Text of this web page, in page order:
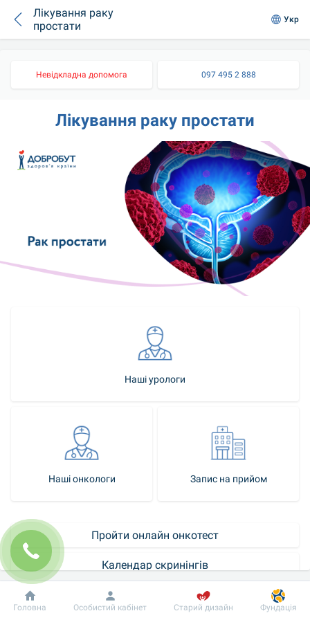
Лікування раку
простати
Укр
Невідкладна допомога 097 495 2 888
Лікування раку простати
Наші урологи
Наші онкологи Запис на прийом
Пройти онлайн онкотест
Календар скринінгів
Як стати нашим пацієнтом
Добробут
Інформація Пацієнту
Головна Особистий кабінет Старий дизайн Фундація